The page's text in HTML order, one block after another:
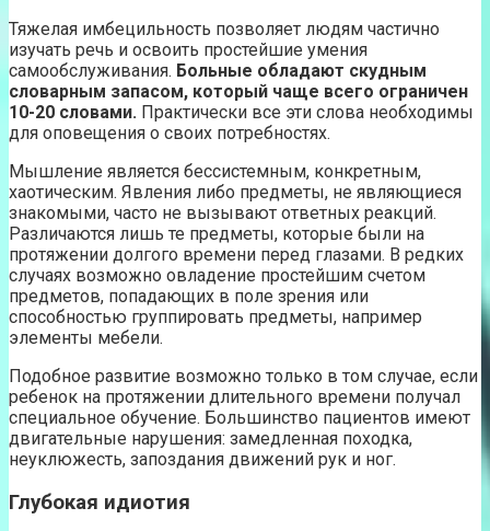
Тяжелая имбецильность позволяет людям частично
изучать речь и освоить простейшие умения
самообслуживания. Больные обладают скудным
словарным запасом, который чаще всего ограничен
10-20 словами. Практически все эти слова необходимы
для оповещения о своих потребностях.
Мышление является бессистемным, конкретным,
хаотическим. Явления либо предметы, не являющиеся
знакомыми, часто не вызывают ответных реакций.
Различаются лишь те предметы, которые были на
протяжении долгого времени перед глазами. В редких
случаях возможно овладение простейшим счетом
предметов, попадающих в поле зрения или
способностью группировать предметы, например
элементы мебели.
Подобное развитие возможно только в том случае, если
ребенок на протяжении длительного времени получал
специальное обучение. Большинство пациентов имеют
двигательные нарушения: замедленная походка,
неуклюжесть, запоздания движений рук и ног.
Глубокая идиотия